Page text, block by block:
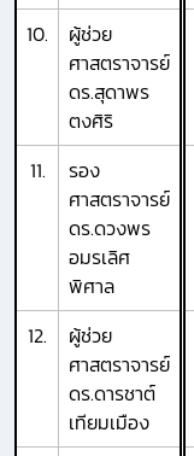
10.
ผู้ช่วย
ศาสตราจารย์
ดร.สุดาพร
ตงศิริ
11.
รอง
ศาสตราจารย์
ดร.ดวงพร
อมรเลิศ
พิศาล
12.
ผู้ช่วย
ศาสตราจารย์
ดร.ดารชาต์
เทียมเมือง